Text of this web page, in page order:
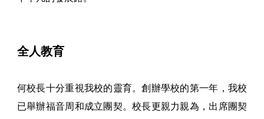
全人教育
何校長十分重視我校的靈育。創辦學校的第一年，我校
已舉辦福音周和成立團契。校長更親力親為，出席團契